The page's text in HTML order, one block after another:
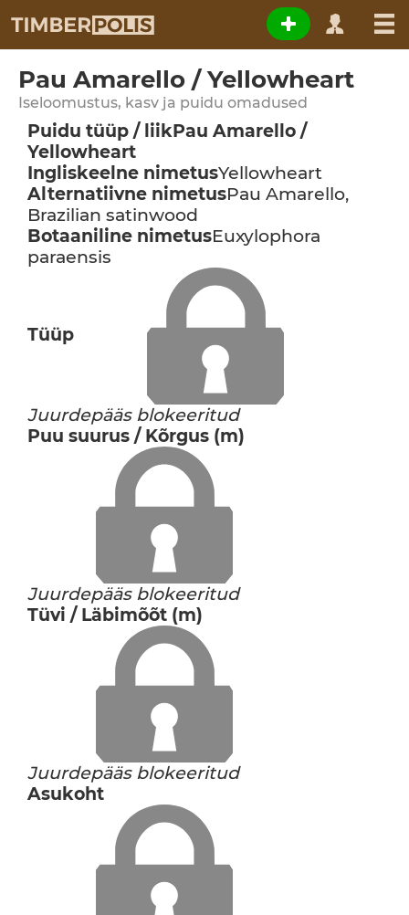
Pau Amarello / Yellowheart
Iseloomustus, kasv ja puidu omadused
Puidu tüüp / liikPau Amarello /
Yellowheart
Ingliskeelne nimetusYellowheart
Alternatiivne nimetusPau Amarello,
Brazilian satinwood
Botaaniline nimetusEuxylophora
paraensis
Tüüp
Juurdepääs blokeeritud
Puu suurus / Kõrgus (m)
Juurdepääs blokeeritud
Tüvi / Läbimõõt (m)
Juurdepääs blokeeritud
Asukoht